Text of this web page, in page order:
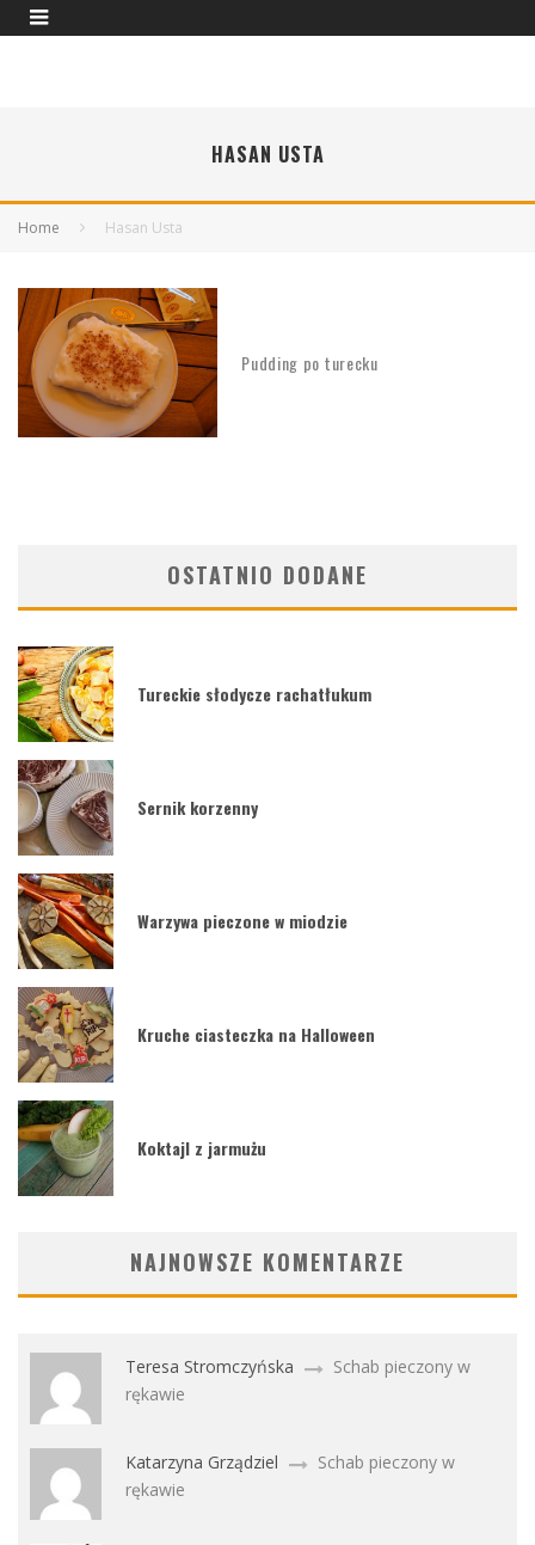
HASAN USTA
Home Hasan Usta
Pudding po turecku
OSTATNIO DODANE
Tureckie słodycze rachatłukum
Sernik korzenny
Warzywa pieczone w miodzie
Kruche ciasteczka na Halloween
Koktajl z jarmużu
NAJNOWSZE KOMENTARZE
Teresa Stromczyńska
Schab pieczony w
rękawie
Katarzyna Grządziel
Schab pieczony w
rękawie